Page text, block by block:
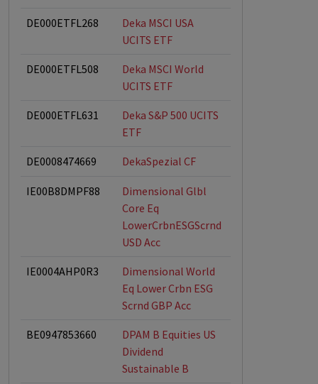
DE000ETFL268
Deka MSCI USA
UCITS ETF
DE000ETFL508
Deka MSCI World
UCITS ETF
DE000ETFL631
Deka S&P 500 UCITS
ETF
DE0008474669 DekaSpezial CF
IE00B8DMPF88
Dimensional Glbl
Core Eq
LowerCrbnESGScrnd
USD Acc
IE0004AHP0R3
Dimensional World
Eq Lower Crbn ESG
Scrnd GBP Acc
BE0947853660
DPAM B Equities US
Dividend
Sustainable B